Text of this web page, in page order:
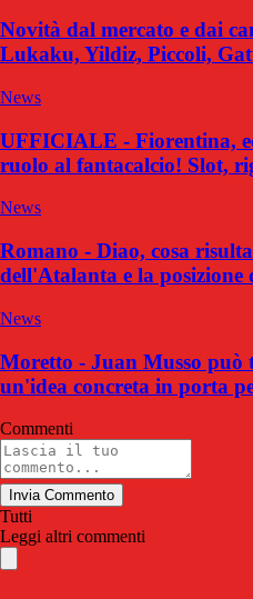
Novità dal mercato e dai
Lukaku, Yildiz, Piccoli,
News
UFFICIALE - Fiorentina,
ruolo al fantacalcio! Slot,
News
Romano - Diao, cosa
dell'Atalanta e la posizione
News
Moretto - Juan Musso può
un'idea concreta in porta
Commenti
Invia Commento
Tutti
Leggi altri commenti